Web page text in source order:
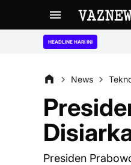
HEADLINE HARI INI
News
Presiden